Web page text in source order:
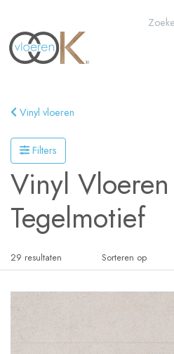
Vinyl vloeren
Filters
Vinyl Vloeren
Tegelmotief
29 resultaten Sorteren op